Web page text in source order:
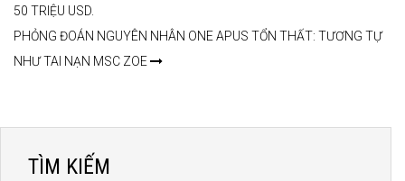
50 TRIỆU USD.
PHỎNG ĐOÁN NGUYÊN NHÂN ONE APUS TỔN THẤT: TƯƠNG TỰ
NHƯ TAI NẠN MSC ZOE
TÌM KIẾM